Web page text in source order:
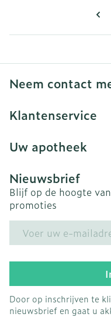
Neem contact
Klantenservice
Uw apotheek
Nieuwsbrief
Blijf op de hoogte
promoties
Door op inschrijven te
nieuwsbrief en gaat u